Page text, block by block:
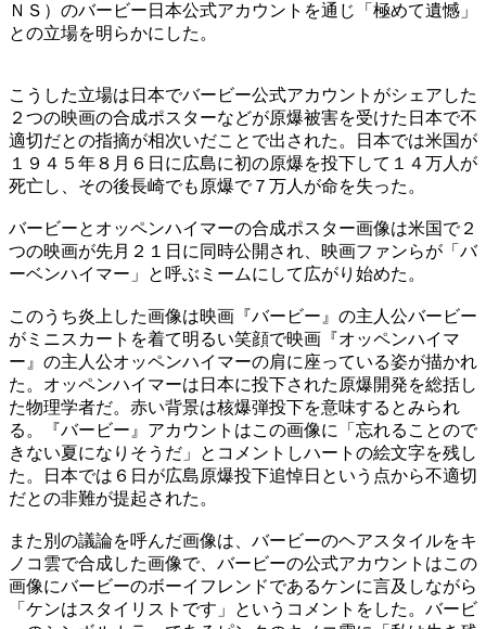
ＮＳ）のバービー日本公式アカウントを通じ「極めて遺憾」
との立場を明らかにした。
こうした立場は日本でバービー公式アカウントがシェアした
２つの映画の合成ポスターなどが原爆被害を受けた日本で不
適切だとの指摘が相次いだことで出された。日本では米国が
１９４５年８月６日に広島に初の原爆を投下して１４万人が
死亡し、その後長崎でも原爆で７万人が命を失った。
バービーとオッペンハイマーの合成ポスター画像は米国で２
つの映画が先月２１日に同時公開され、映画ファンらが「バ
ーベンハイマー」と呼ぶミームにして広がり始めた。
このうち炎上した画像は映画『バービー』の主人公バービー
がミニスカートを着て明るい笑顔で映画『オッペンハイマ
ー』の主人公オッペンハイマーの肩に座っている姿が描かれ
た。オッペンハイマーは日本に投下された原爆開発を総括し
た物理学者だ。赤い背景は核爆弾投下を意味するとみられ
る。『バービー』アカウントはこの画像に「忘れることので
きない夏になりそうだ」とコメントしハートの絵文字を残し
た。日本では６日が広島原爆投下追悼日という点から不適切
だとの非難が提起された。
また別の議論を呼んだ画像は、バービーのヘアスタイルをキ
ノコ雲で合成した画像で、バービーの公式アカウントはこの
画像にバービーのボーイフレンドであるケンに言及しながら
「ケンはスタイリストです」というコメントをした。バービ